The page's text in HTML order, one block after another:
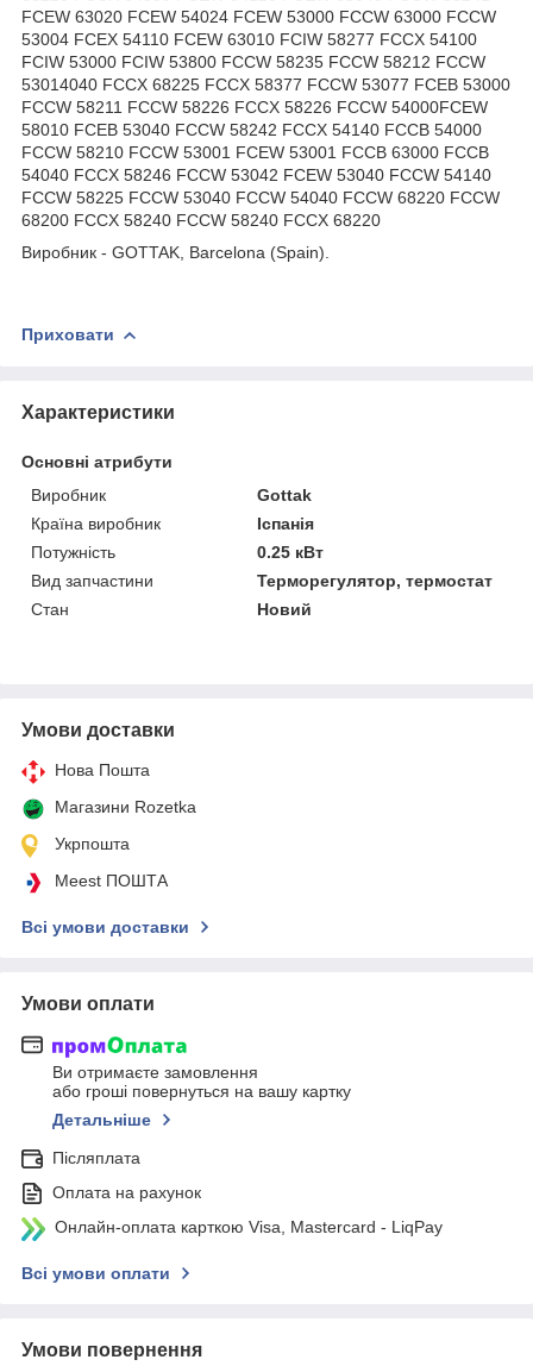
FCEW 63020 FCEW 54024 FCEW 53000 FCCW 63000 FCCW
53004 FCEX 54110 FCEW 63010 FCIW 58277 FCCX 54100
FCIW 53000 FCIW 53800 FCCW 58235 FCCW 58212 FCCW
53014040 FCCX 68225 FCCX 58377 FCCW 53077 FCEB 53000
FCCW 58211 FCCW 58226 FCCX 58226 FCCW 54000FCEW
58010 FCEB 53040 FCCW 58242 FCCX 54140 FCCB 54000
FCCW 58210 FCCW 53001 FCEW 53001 FCCB 63000 FCCB
54040 FCCX 58246 FCCW 53042 FCEW 53040 FCCW 54140
FCCW 58225 FCCW 53040 FCCW 54040 FCCW 68220 FCCW
68200 FCCX 58240 FCCW 58240 FCCX 68220
Виробник - GOTTAK, Barcelona (Spain).
Приховати
Характеристики
Основні атрибути
Виробник
Gottak
Країна виробник
Іспанія
Потужність
0.25 кВт
Вид запчастини
Терморегулятор, термостат
Стан
Новий
Умови доставки
Нова Пошта
Магазини Rozetka
Укрпошта
Meest ПОШТА
Всі умови доставки
Умови оплати
Ви отримаєте замовлення
або гроші повернуться на вашу картку
Детальніше
Післяплата
Оплата на рахунок
Онлайн-оплата карткою Visa, Mastercard - LiqPay
Всі умови оплати
Умови повернення